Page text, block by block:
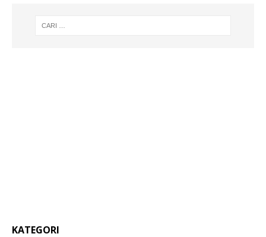
KATEGORI